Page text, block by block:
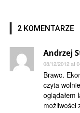
2 KOMENTARZE
Andrzej
08/12/2012 at
Brawo.
czyta
oglądałem
możliwości